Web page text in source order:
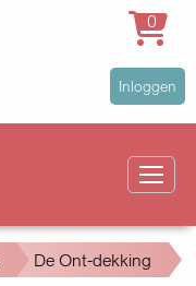
User
account
Inloggen
0
De Ont-dekking